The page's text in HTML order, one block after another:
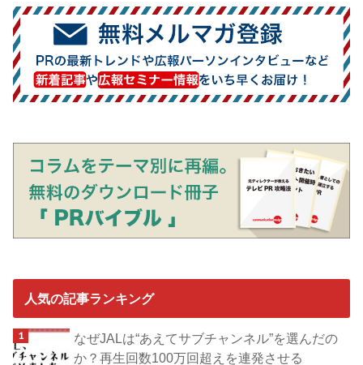
人気の記事ランキング
なぜJALは“あえてサブチャンネル”を選んだの
か？再生回数100万回超えを連発させる